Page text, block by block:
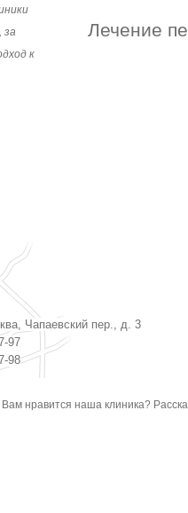
Лечение
за
к
Чапаевский пер., д. 3
97
98
Вам нравится наша клиника?